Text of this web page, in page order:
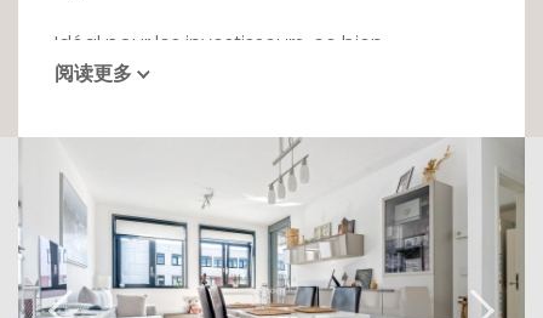
Idéal pour les investisseurs, ce bien
entièrement meublé est un produit prêt-à-
Ce logement se veut proche de toutes
commodités, à 5 minutes à pieds de la gare
Esch/Alzette- Belval Université, du centre
commercial Belval Plaza II, du cinéma
Kinépolis et de la salle de concert Rockhal, de
l'accès aux autoroutes.
阅读更多